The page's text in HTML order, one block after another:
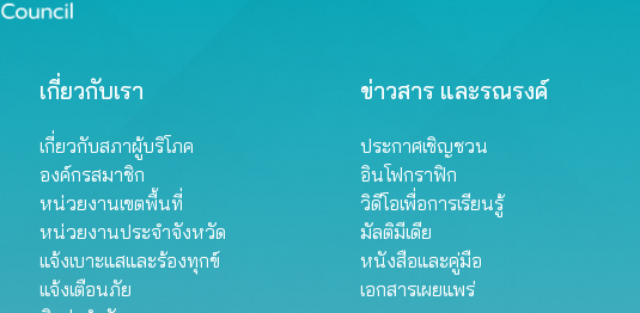
เกี่ยวกับเรา
เกี่ยวกับสภาผู้บริโภค
องค์กรสมาชิก
หน่วยงานเขตพื้นที่
หน่วยงานประจำจังหวัด
แจ้งเบาะแสและร้องทุกข์
แจ้งเตือนภัย
ข่าวสาร และรณรงค์
ประกาศเชิญชวน
อินโฟกราฟิก
วิดีโอเพื่อการเรียนรู้
มัลติมีเดีย
หนังสือและคู่มือ
เอกสารเผยแพร่